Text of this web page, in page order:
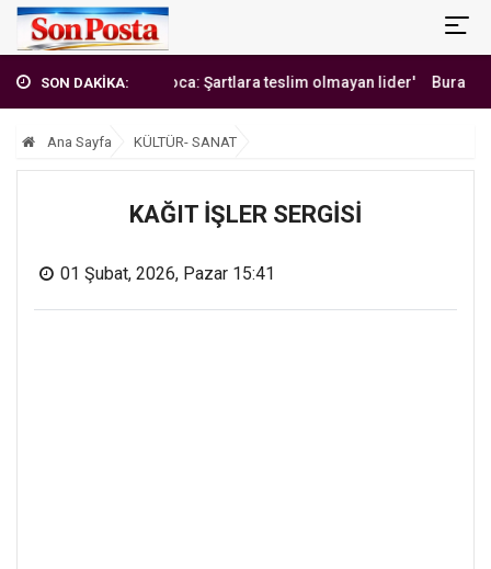
SON DAKİKA:
'Erbakan Hoca: Şartlara teslim olmayan lider' Burak
Ana Sayfa KÜLTÜR- SANAT
KAĞIT İŞLER SERGİSİ
01 Şubat, 2026, Pazar 15:41